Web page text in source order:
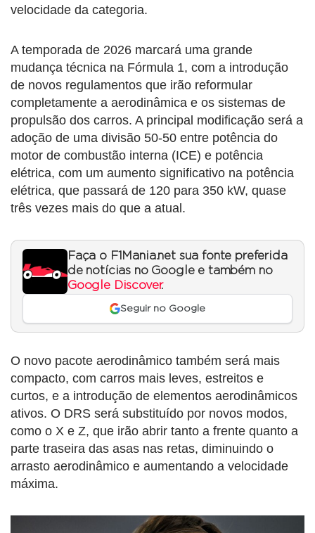
velocidade da categoria.
A temporada de 2026 marcará uma grande
mudança técnica na Fórmula 1, com a introdução
de novos regulamentos que irão reformular
completamente a aerodinâmica e os sistemas de
propulsão dos carros. A principal modificação será a
adoção de uma divisão 50-50 entre potência do
motor de combustão interna (ICE) e potência
elétrica, com um aumento significativo na potência
elétrica, que passará de 120 para 350 kW, quase
três vezes mais do que a atual.
Faça o F1Mania.net sua fonte preferida
de notícias no Google e também no
Google Discover.
Seguir no Google
O novo pacote aerodinâmico também será mais
compacto, com carros mais leves, estreitos e
curtos, e a introdução de elementos aerodinâmicos
ativos. O DRS será substituído por novos modos,
como o X e Z, que irão abrir tanto a frente quanto a
parte traseira das asas nas retas, diminuindo o
arrasto aerodinâmico e aumentando a velocidade
máxima.